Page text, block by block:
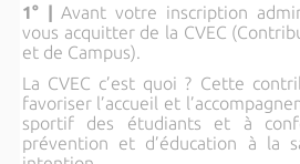
1° | Avant votre inscription
vous acquitter de la CVEC
et de Campus).
La CVEC c’est quoi ? Cette
favoriser l’accueil et
sportif des étudiants et à
prévention et d’éducation à la